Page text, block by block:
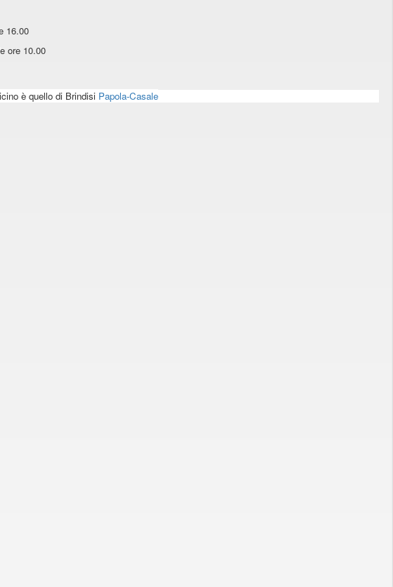
16.00
ore 10.00
è quello di Brindisi Papola-Casale